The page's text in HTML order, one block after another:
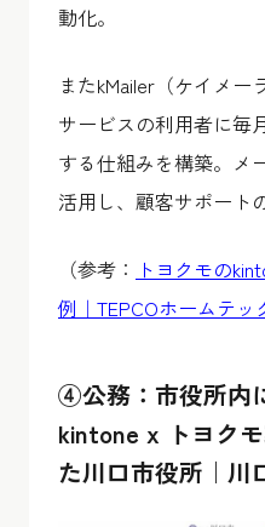
動化。
またkMailer（ケイメー
サービスの利用者に毎
する仕組みを構築。メ
活用し、顧客サポート
（参考： トヨクモの
例｜TEPCOホームテッ
④公務：市役所内
kintone x トヨク
た川口市役所｜川